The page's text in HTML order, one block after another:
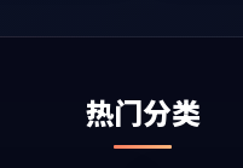
热门分类